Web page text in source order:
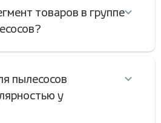
товаров в группе
пылесосов
у